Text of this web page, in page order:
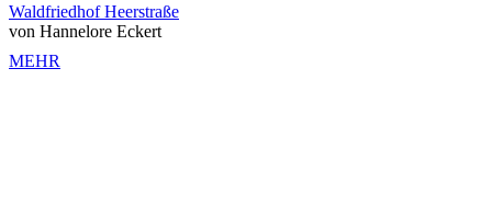
Waldfriedhof Heerstraße
von Hannelore Eckert
MEHR